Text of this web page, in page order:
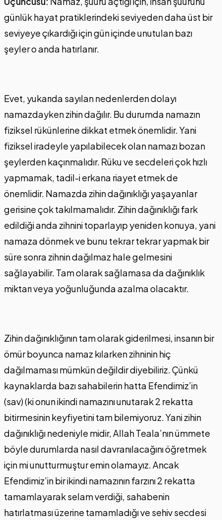
günlük hayat pratiklerindeki seviyeden daha üst bir
seviyeye çıkardığı için gün içinde unutulan bazı
şeyler o anda hatırlanır.
Evet, yukarıda sayılan nedenlerden dolayı
namazdayken zihin dağılır. Bu durumda namazın
fiziksel rükünlerine dikkat etmek önemlidir. Yani
fiziksel iradeyle yapılabilecek olan namazı bozan
şeylerden kaçınmalıdır. Rüku ve secdeleri çok hızlı
yapmamak, tadil-i erkana riayet etmek de
önemlidir. Namazda zihin dağınıklığı yaşayanlar
gerisine çok takılmamalıdır. Zihin dağınıklığı fark
edildiği anda zihnini toparlayıp yeniden konuya, yani
namaza dönmek ve bunu tekrar tekrar yapmak bir
süre sonra zihnin dağılmaz hale gelmesini
sağlayabilir. Tam olarak sağlamasa da dağınıklık
miktarı veya yoğunluğunda azalma olacaktır.
Zihin dağınıklığının tam olarak giderilmesi, insanın bir
ömür boyunca namaz kılarken zihninin hiç
dağılmaması mümkün değildir diyebiliriz. Çünkü
kaynaklarda bazı sahabilerin hatta Efendimiz’in
(sav) (ki onun ikindi namazını unutarak 2 rekatta
bitirmesinin keyfiyetini tam bilemiyoruz. Yani zihin
dağınıklığı nedeniyle midir, Allah Teala’nın ümmete
böyle durumlarda nasıl davranılacağını öğretmek
için mi unutturmuştur emin olamayız. Ancak
Efendimiz’in bir ikindi namazının farzını 2 rekatta
tamamlayarak selam verdiği, sahabenin
hatırlatması üzerine tamamladığı ve sehiv secdesi